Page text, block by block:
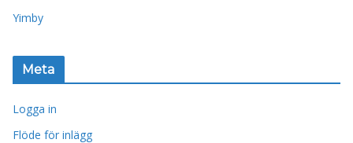
Yimby
Meta
Logga in
Flöde för inlägg